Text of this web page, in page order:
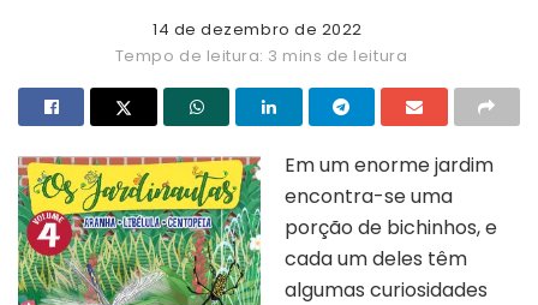
14 de dezembro de 2022
Tempo de leitura: 3 mins de leitura
Em um enorme jardim
encontra-se uma
porção de bichinhos, e
cada um deles têm
algumas curiosidades